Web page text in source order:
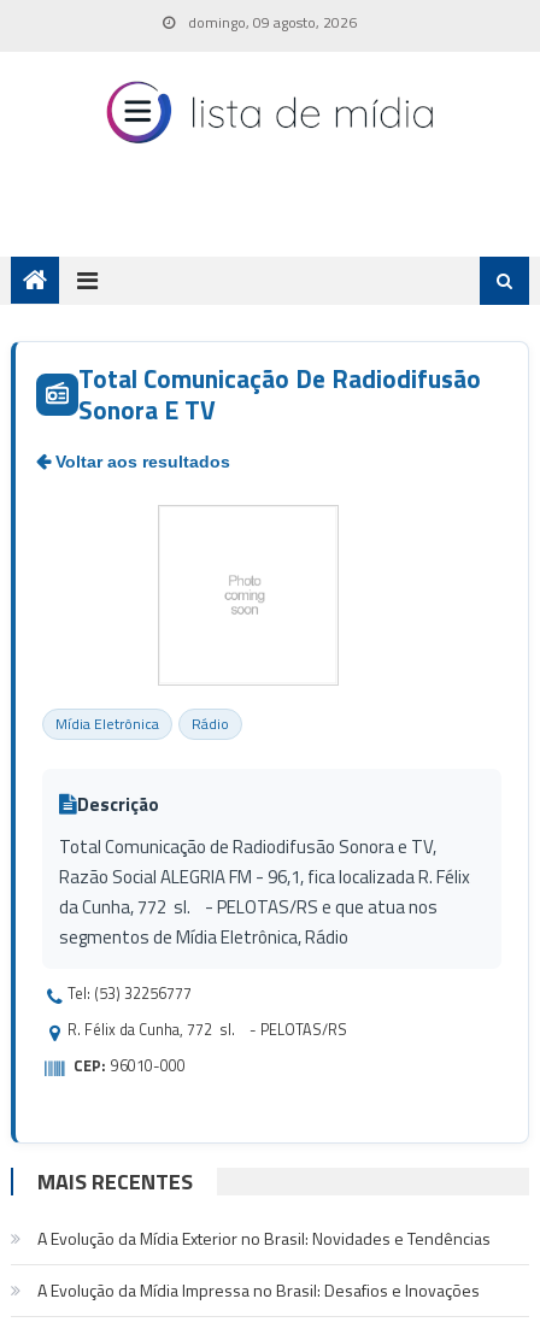
domingo, 09 agosto, 2026
Total Comunicação De Radiodifusão
Sonora E TV
Mídia Eletrônica Rádio
Descrição
Total Comunicação de Radiodifusão Sonora e TV,
Razão Social ALEGRIA FM - 96,1, fica localizada R. Félix
da Cunha, 772 sl. - PELOTAS/RS e que atua nos
segmentos de Mídia Eletrônica, Rádio
Tel: (53) 32256777
R. Félix da Cunha, 772 sl. - PELOTAS/RS
CEP: 96010-000
MAIS RECENTES
A Evolução da Mídia Exterior no Brasil: Novidades e Tendências
A Evolução da Mídia Impressa no Brasil: Desafios e Inovações